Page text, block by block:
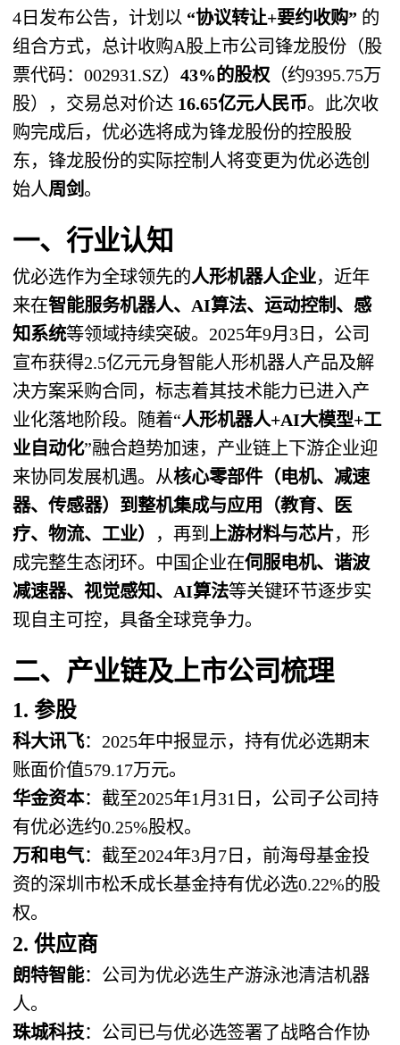
4日发布公告，计划以 “协议转让+要约收购” ​ 的
组合方式，总计收购A股上市公司锋龙股份（股
票代码：002931.SZ）43%的股权 （约9395.75万
股），交易总对价达 16.65亿元人民币。此次收
购完成后，优必选将成为锋龙股份的控股股
东，锋龙股份的实际控制人将变更为优必选创
始人周剑 。
一、行业认知
优必选作为全球领先的人形机器人企业，近年
来在智能服务机器人、AI算法、运动控制、感
知系统等领域持续突破。2025年9月3日，公司
宣布获得2.5亿元元身智能人形机器人产品及解
决方案采购合同，标志着其技术能力已进入产
业化落地阶段。随着“人形机器人+AI大模型+工
业自动化”融合趋势加速，产业链上下游企业迎
来协同发展机遇。从核心零部件（电机、减速
器、传感器）到整机集成与应用（教育、医
疗、物流、工业）
，再到 上游材料与芯片，形
成完整生态闭环。中国企业在伺服电机、谐波
减速器、视觉感知、AI算法等关键环节逐步实
现自主可控，具备全球竞争力。
二、产业链及上市公司梳理
1. 参股
科大讯飞：2025年中报显示，持有优必选期末
账面价值579.17万元。
华金资本：截至2025年1月31日，公司子公司持
有优必选约0.25%股权。
万和电气：截至2024年3月7日，前海母基金投
资的深圳市松禾成长基金持有优必选0.22%的股
权。
2. 供应商
朗特智能：公司为优必选生产游泳池清洁机器
人。
珠城科技：公司已与优必选签署了战略合作协